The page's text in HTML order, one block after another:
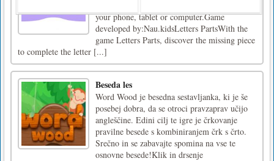
your phone, tablet or computer.Game
developed by:Nau.kidsLetters PartsWith the
game Letters Parts, discover the missing piece
to complete the letter [...]
Beseda les
Word Wood je besedna sestavljanka, ki je še
posebej dobra, da se otroci pravzaprav učijo
angleščine. Edini cilj te igre je črkovanje
pravilne besede s kombiniranjem črk s črto.
Srečno in se zabavajte spomina na vse te
osnovne besede!Klik in drsenje